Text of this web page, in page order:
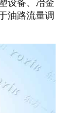
油路流量调